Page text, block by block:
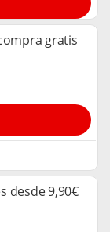
gratis
desde 9,90€